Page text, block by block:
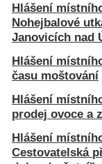
Hlášení
Nohejbalové
Janovicích nad
Hlášení
času moštování
Hlášení
prodej ovoce a
Hlášení
Cestovatelská